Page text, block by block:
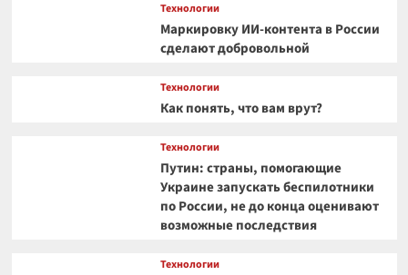
Технологии
Маркировку ИИ-контента в России
сделают добровольной
Технологии
Как понять, что вам врут?
Технологии
Путин: страны, помогающие
Украине запускать беспилотники
по России, не до конца оценивают
возможные последствия
Технологии